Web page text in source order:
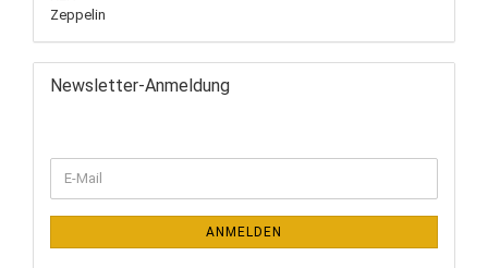
Zeppelin
Newsletter-Anmeldung
ANMELDEN